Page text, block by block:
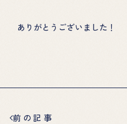
ありがとうございました！
前の記事